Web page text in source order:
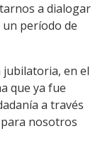
a dialogar
período de
jubilatoria, en el
que ya fue
a través
nosotros